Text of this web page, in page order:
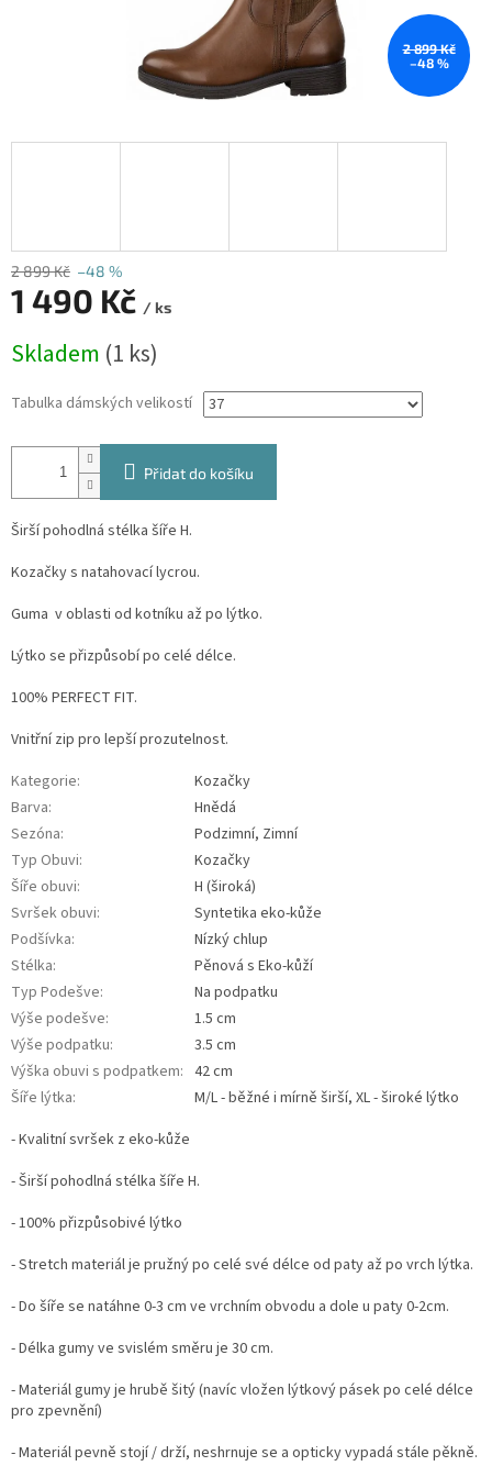
2 899 Kč
–48 %
2 899 Kč –48 %
1 490 Kč / ks
cena:
Skladem (1 ks)
Tabulka dámských velikostí
Přidat do košíku
Širší pohodlná stélka šíře H.
Kozačky s natahovací lycrou.
Guma v oblasti od kotníku až po lýtko.
Lýtko se přizpůsobí po celé délce.
100% PERFECT FIT.
Vnitřní zip pro lepší prozutelnost.
Kategorie:
Kozačky
Barva:
Hnědá
Sezóna:
Podzimní, Zimní
Typ Obuvi:
Kozačky
Šíře obuvi:
H (široká)
Svršek obuvi:
Syntetika eko-kůže
Podšívka:
Nízký chlup
Stélka:
Pěnová s Eko-kůží
Typ Podešve:
Na podpatku
Výše podešve:
1.5 cm
Výše podpatku:
3.5 cm
Výška obuvi s podpatkem: 42 cm
Šíře lýtka:
M/L - běžné i mírně širší, XL - široké lýtko
- Kvalitní svršek z eko-kůže
- Širší pohodlná stélka šíře H.
-100% přizpůsobivé lýtko
- Stretch materiál je pružný po celé své délce od paty až po vrch lýtka.
- Do šíře se natáhne 0-3 cm ve vrchním obvodu a dole u paty 0-2cm.
- Délka gumy ve svislém směru je 30 cm.
- Materiál gumy je hrubě šitý (navíc vložen lýtkový pásek po celé délce
pro zpevnění)
- Materiál pevně stojí / drží, neshrnuje se a opticky vypadá stále pěkně.